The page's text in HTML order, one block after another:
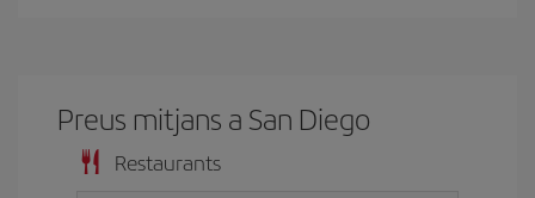
Preus mitjans a San Diego
Restaurants